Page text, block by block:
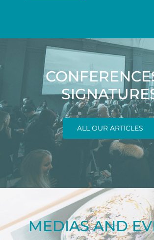
ALL OUR ARTICLES
MEDIAS AND